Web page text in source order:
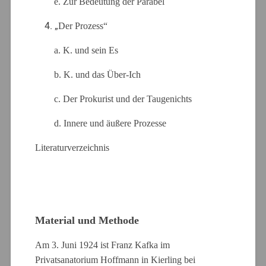
4. „Der Prozess“
a. K. und sein Es
b. K. und das Über-Ich
c. Der Prokurist und der Taugenichts
d. Innere und äußere Prozesse
Literaturverzeichnis
Material und Methode
Am 3. Juni 1924 ist Franz Kafka im
Privatsanatorium Hoffmann in Kierling bei